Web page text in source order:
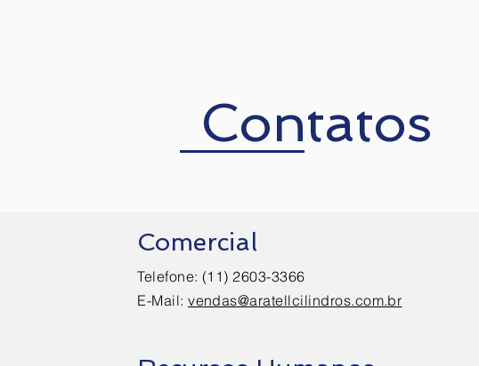
Contatos
Comercial
Telefone: (11) 2603-3366
E-Mail:vendas@aratellcilindros.com.br